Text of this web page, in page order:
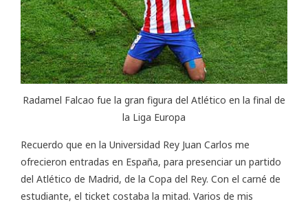
Radamel Falcao fue la gran figura del Atlético en la final de
la Liga Europa
Recuerdo que en la Universidad Rey Juan Carlos me
ofrecieron entradas en España, para presenciar un partido
del Atlético de Madrid, de la Copa del Rey. Con el carné de
estudiante, el ticket costaba la mitad. Varios de mis